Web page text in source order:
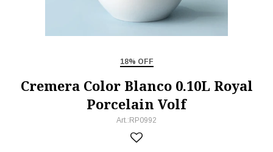
18% OFF
Cremera Color Blanco 0.10L Royal
Porcelain Volf
RP0992